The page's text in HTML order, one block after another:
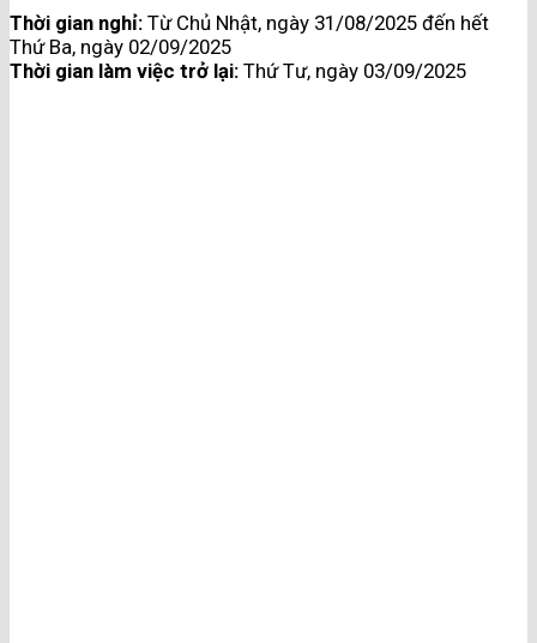
Thời gian nghỉ: Từ Chủ Nhật, ngày 31/08/2025 đến hết
Thứ Ba, ngày 02/09/2025
Thời gian làm việc trở lại: Thứ Tư, ngày 03/09/2025